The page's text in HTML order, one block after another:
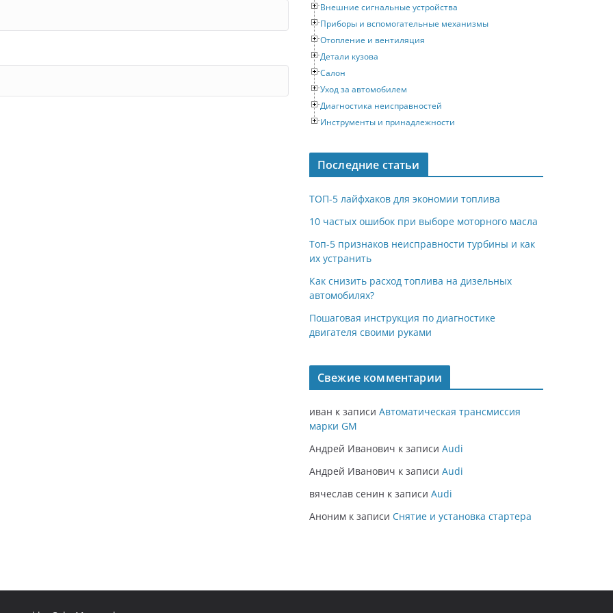
Внешние сигнальные устройства
Приборы и вспомогательные механизмы
Отопление и вентиляция
Детали кузова
Салон
Уход за автомобилем
Диагностика неисправностей
Инструменты и принадлежности
Последние статьи
ТОП-5 лайфхаков для экономии топлива
10 частых ошибок при выборе моторного масла
Топ-5 признаков неисправности турбины и как
их устранить
Как снизить расход топлива на дизельных
автомобилях?
Пошаговая инструкция по диагностике
двигателя своими руками
Свежие комментарии
иван к записи Автоматическая трансмиссия
марки GM
Андрей Иванович к записи Audi
Андрей Иванович к записи Audi
вячеслав сенин к записи Audi
Аноним к записи Снятие и установка стартера